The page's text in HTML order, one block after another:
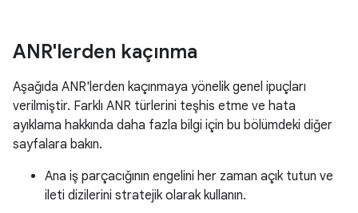
ANR'lerden kaçınma
Aşağıda ANR'lerden kaçınmaya yönelik genel ipuçları
verilmiştir. Farklı ANR türlerini teşhis etme ve hata
ayıklama hakkında daha fazla bilgi için bu bölümdeki diğer
sayfalara bakın.
Ana iş parçacığının engelini her zaman açık tutun ve
ileti dizilerini stratejik olarak kullanın.